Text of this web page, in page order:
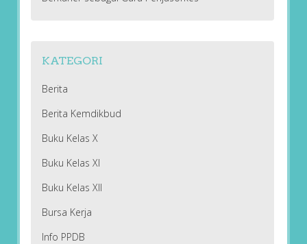
KATEGORI
Berita
Berita Kemdikbud
Buku Kelas X
Buku Kelas XI
Buku Kelas XII
Bursa Kerja
Info PPDB